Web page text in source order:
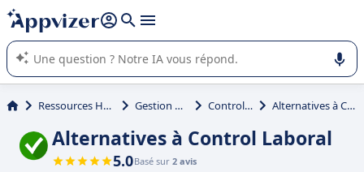
répondre (plusieurs lignes avec
L'IA de Appvizer vous guide dans l'utilisation ou la sélection de
logiciel SaaS en entreprise.
Ressources Humaines (RH) Gestion des temps Control Laboral Alternatives à Control Laboral
Alternatives à Control Laboral
5.0Basé sur 2 avis